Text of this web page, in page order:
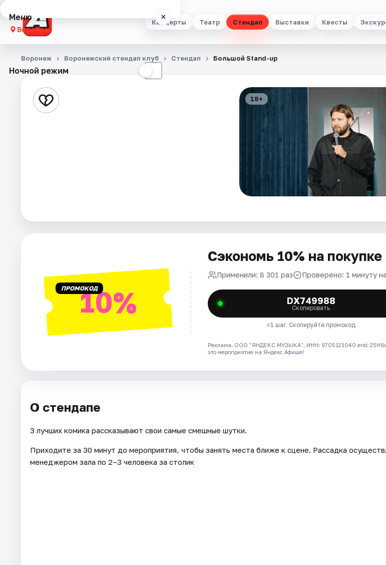
Концерты Театр Стендап Выставки Квесты
Меню ×
Воронеж
Концерты
Стендап
Площадки
Артисты
Рейтинги
Ночной режим ☾
Воронеж Воронежский стендап клуб Стендап Большой Stand-up
18+
ПРОМОКОД10%
Сэкономь 10% на покупке
Применили: 8 301 раз Проверено: 1 минуту
DX749988
Скопировать
1 шаг. Скопируйте промокод
Реклама. ООО "ЯНДЕКС МУЗЫКА", ИНН: 9705121040 erid:
это мероприятие на Яндекс Афише!
О стендапе
3 лучших комика рассказывают свои самые смешные шутки.
Приходите за 30 минут до мероприятия, чтобы занять места ближе к сцене. Рассадка
менеджером зала по 2–3 человека за столик